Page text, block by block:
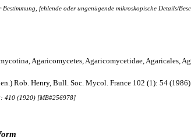
fehlende oder ungenügende mikroskopische Details/
Agaricomycetes, Agaricomycetidae, Agaricales,
Rob. Henry, Bull. Soc. Mycol. France 102 (1): 54
410 (1920) [MB#256978]